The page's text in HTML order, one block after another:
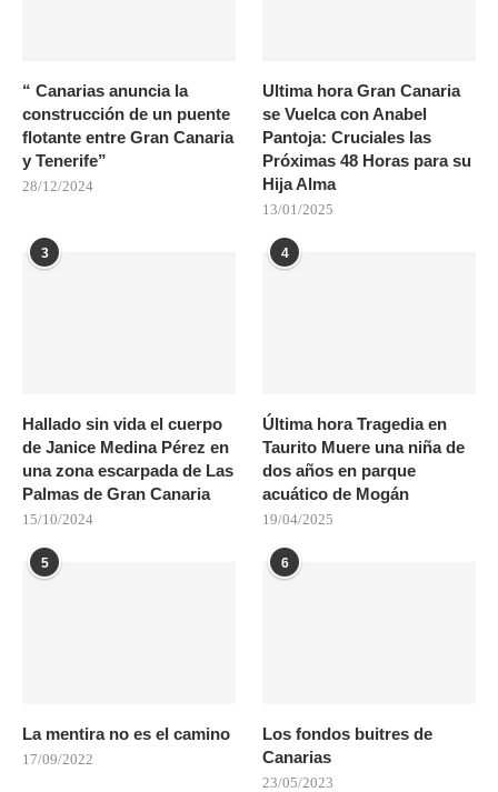
“ Canarias anuncia la
construcción de un puente
flotante entre Gran Canaria
y Tenerife”
28/12/2024
Ultima hora Gran Canaria
se Vuelca con Anabel
Pantoja: Cruciales las
Próximas 48 Horas para su
Hija Alma
13/01/2025
3
Hallado sin vida el cuerpo
de Janice Medina Pérez en
una zona escarpada de Las
Palmas de Gran Canaria
15/10/2024
4
Última hora Tragedia en
Taurito Muere una niña de
dos años en parque
acuático de Mogán
19/04/2025
5
La mentira no es el camino
17/09/2022
6
Los fondos buitres de
Canarias
23/05/2023